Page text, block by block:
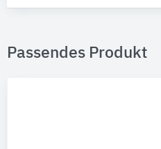
Passendes Produkt